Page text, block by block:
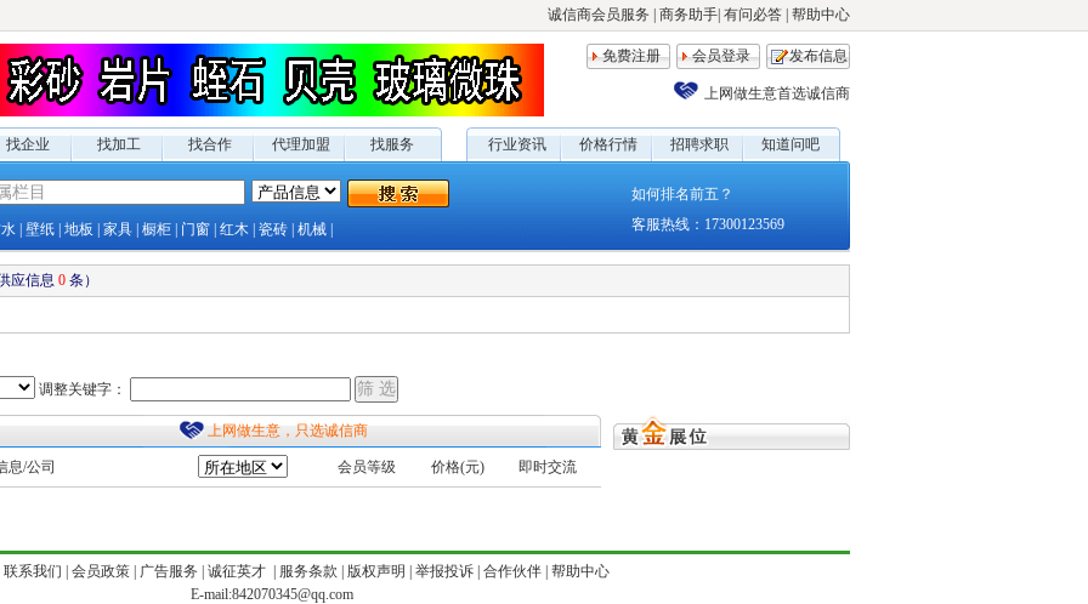
诚信商会员服务 商务助手 有问必答 帮助中心
免费注册 会员登录 发布信息
上网做生意首选诚信商
找企业 找加工 找合作 代理加盟 找服务 行业资讯 价格行情 招聘求职 知道问吧
壁纸 地板 家具 橱柜 门窗 红木 瓷砖 机械
如何排名前五？
客服热线：17300123569
应信息 0 条）
调整关键字：
上网做生意，只选诚信商
息/公司 会员等级 价格(元) 即时交流
联系我们 会员政策| 广告服务 诚征英才 服务条款 版权声明 举报投诉| 合作伙伴| 帮助中心
E-mail:842070345@qq.com